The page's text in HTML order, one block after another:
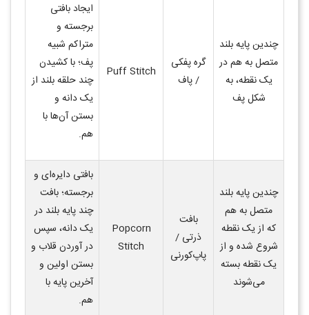
چندین پایه بلند
متصل به هم در
یک نقطه، به
شکل پف
گره پفکی
/ پاف
Puff Stitch
ایجاد بافتی
برجسته و
متراکم شبیه
پف؛ با کشیدن
چند حلقه بلند از
یک دانه و
بستن آن‌ها با
هم.
چندین پایه بلند
متصل به هم
که از یک نقطه
شروع شده و از
یک نقطه بسته
می‌شوند
بافت
ذرتی /
پاپ‌کورنی
Popcorn
Stitch
بافتی دایره‌ای و
برجسته؛ بافت
چند پایه بلند در
یک دانه، سپس
در آوردن قلاب و
بستن اولین و
آخرین پایه با
هم.